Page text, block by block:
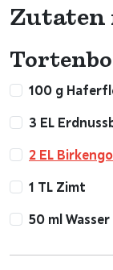
Zutaten
100 g
3 EL
2 EL
1 TL Zimt
50 ml Wasser